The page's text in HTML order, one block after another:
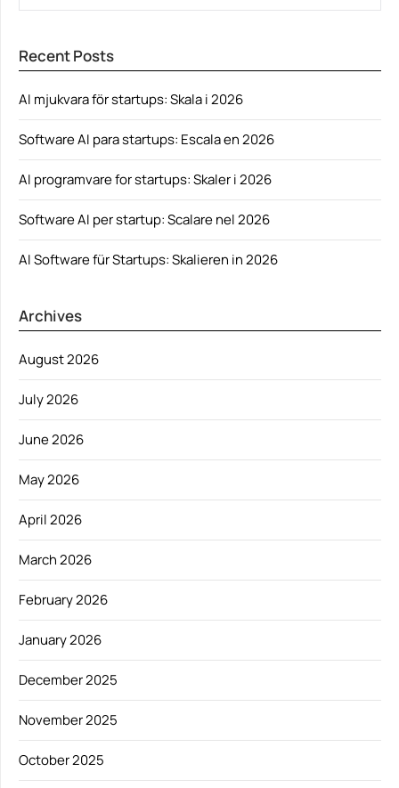
Recent Posts
AI mjukvara för startups: Skala i 2026
Software AI para startups: Escala en 2026
AI programvare for startups: Skaler i 2026
Software AI per startup: Scalare nel 2026
AI Software für Startups: Skalieren in 2026
Archives
August 2026
July 2026
June 2026
May 2026
April 2026
March 2026
February 2026
January 2026
December 2025
November 2025
October 2025